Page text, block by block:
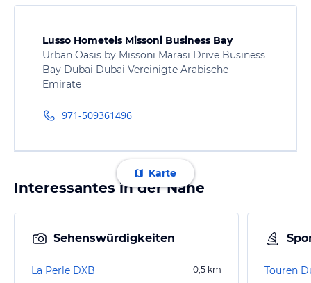
Lusso Hometels Missoni Business Bay
Urban Oasis by Missoni Marasi Drive Business
Bay Dubai Dubai Vereinigte Arabische
Emirate
971-509361496
Karte
Interessantes in der Nähe
Sehenswürdigkeiten
La Perle DXB 0,5 km